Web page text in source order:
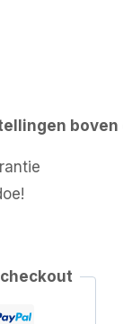
boven